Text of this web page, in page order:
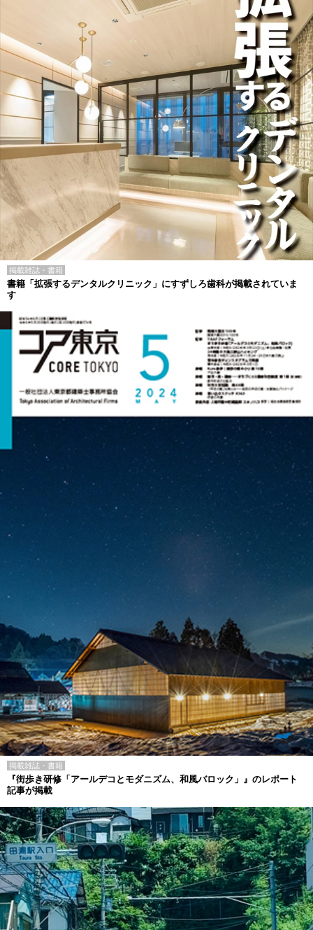
掲載雑誌・書籍
書籍「拡張するデンタルクリニック」にすずしろ歯科が掲載されていま
す
掲載雑誌・書籍
『街歩き研修「アールデコとモダニズム、和風バロック」』のレポート
記事が掲載